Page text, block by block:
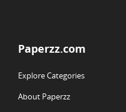
Paperzz.com
Explore Categories
About Paperzz